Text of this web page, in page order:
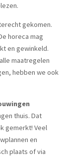
gekomen.
horeca mag
en gewinkeld.
maatregelen
hebben we ook
thuis. Dat
gemerkt! Veel
en
plaats of via